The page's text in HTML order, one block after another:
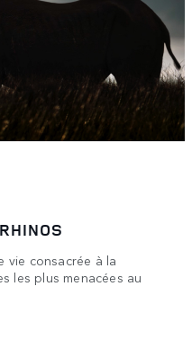
vie consacrée à la
les plus menacées au